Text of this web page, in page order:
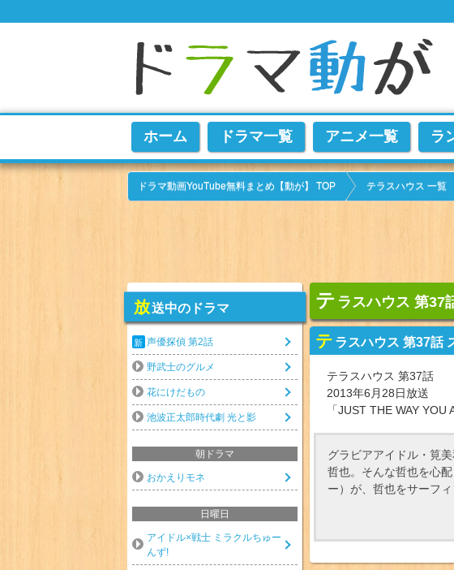
ホーム ドラマ一覧 アニメ一覧 ラ
ドラマ動画YouTube無料まとめ【動が】 TOP テラスハウス 一覧
テ ラスハウス 第37
テ ラスハウス 第37話
テラスハウス 第37話
2013年6月28日放送
「JUST THE WAY YOU
グラビアアイドル・筧
哲也。そんな哲也を心
ー）が、哲也をサーフ
放送中のドラマ
声優探偵 第2話
野武士のグルメ
花にけだもの
池波正太郎時代劇 光と影
朝ドラマ
おかえりモネ
日曜日
アイドル×戦士 ミラクルちゅー
んず!